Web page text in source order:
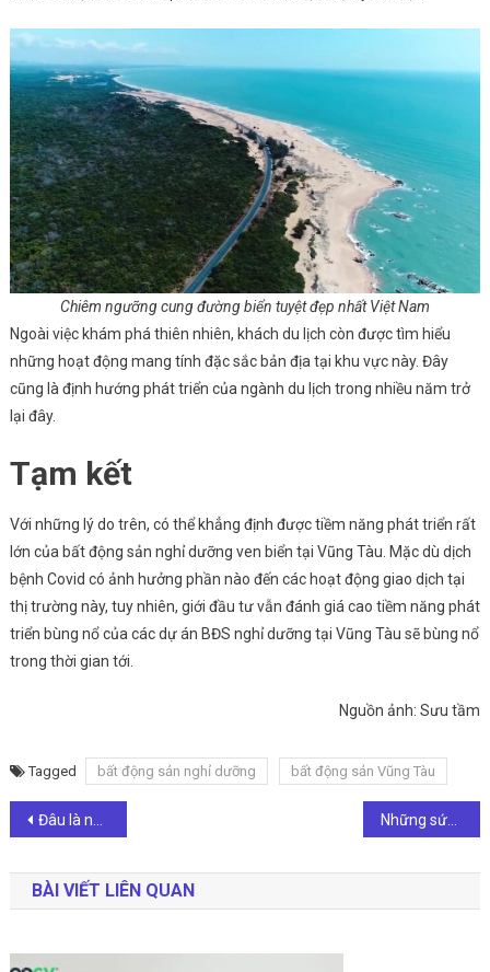
Chiêm ngưỡng cung đường biển tuyệt đẹp nhất Việt Nam
Ngoài việc khám phá thiên nhiên, khách du lịch còn được tìm hiểu
những hoạt động mang tính đặc sắc bản địa tại khu vực này. Đây
cũng là định hướng phát triển của ngành du lịch trong nhiều năm trở
lại đây.
Tạm kết
Với những lý do trên, có thể khẳng định được tiềm năng phát triển rất
lớn của bất động sản nghỉ dưỡng ven biển tại Vũng Tàu. Mặc dù dịch
bệnh Covid có ảnh hưởng phần nào đến các hoạt động giao dịch tại
thị trường này, tuy nhiên, giới đầu tư vẫn đánh giá cao tiềm năng phát
triển bùng nổ của các dự án BĐS nghỉ dưỡng tại Vũng Tàu sẽ bùng nổ
trong thời gian tới.
Nguồn ảnh: Sưu tầm
Tagged bất động sản nghỉ dưỡng bất động sản Vũng Tàu
Điều
hướng
bài
viết
Đâu là những tiềm năng mà bất động sản nghỉ dưỡng mang lại cho nhà đầu tư Những sức hút “không thể chối từ” của bất động sản nghỉ dưỡng ven biển
BÀI VIẾT LIÊN QUAN